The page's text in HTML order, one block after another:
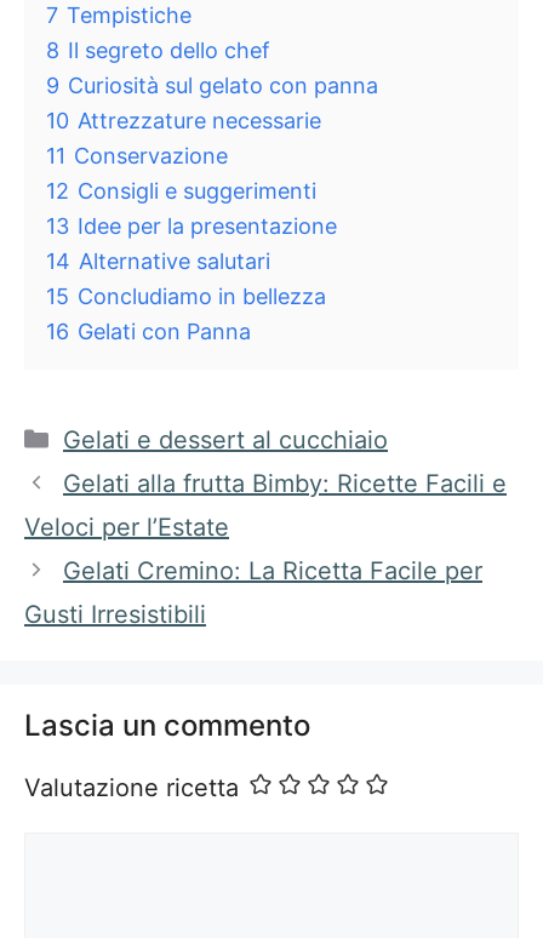
7 Tempistiche
8 Il segreto dello chef
9 Curiosità sul gelato con panna
10 Attrezzature necessarie
11 Conservazione
12 Consigli e suggerimenti
13 Idee per la presentazione
14 Alternative salutari
15 Concludiamo in bellezza
16 Gelati con Panna
Categorie
Gelati e dessert al cucchiaio
Gelati alla frutta Bimby: Ricette Facili e
Veloci per l’Estate
Gelati Cremino: La Ricetta Facile per
Gusti Irresistibili
Lascia un commento
Valutazione ricetta